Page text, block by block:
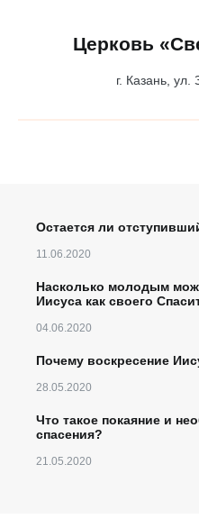
содержимомуЦерковь
г. Казань, ул.
Остается ли
11.06.2020
Насколько молодым
Иисуса как своего
04.06.2020
Почему воскресение
28.05.2020
Что такое покаяние и
спасения?
21.05.2020